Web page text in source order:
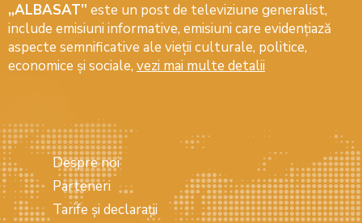
„ALBASAT” este un post de televiziune generalist,
include emisiuni informative, emisiuni care evidenţiază
aspecte semnificative ale vieţii culturale, politice,
economice şi sociale, vezi mai multe detalii
Despre noi
Parteneri
Tarife și declarații